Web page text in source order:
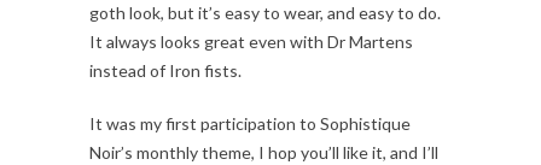
goth look, but it’s easy to wear, and easy to do.
It always looks great even with Dr Martens
instead of Iron fists.
It was my first participation to Sophistique
Noir’s monthly theme, I hop you’ll like it, and I’ll